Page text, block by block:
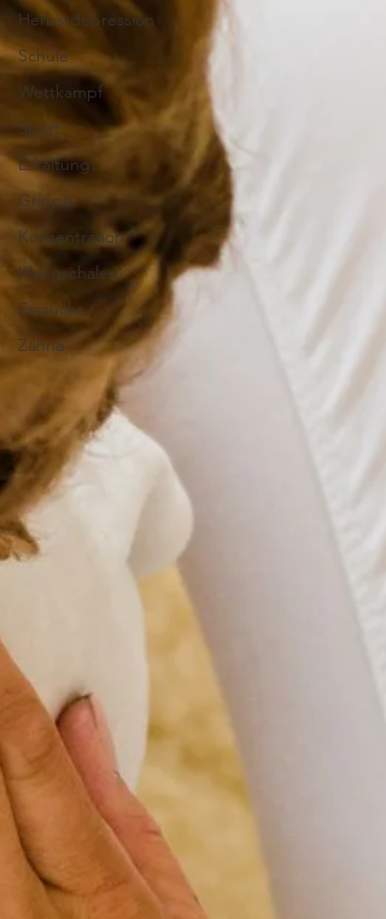
Herbstdepression
Schule
Wettkampf
Sport
Erkältung
Grippe
Konzentration
Klangschalen
Esssucht
Zähne